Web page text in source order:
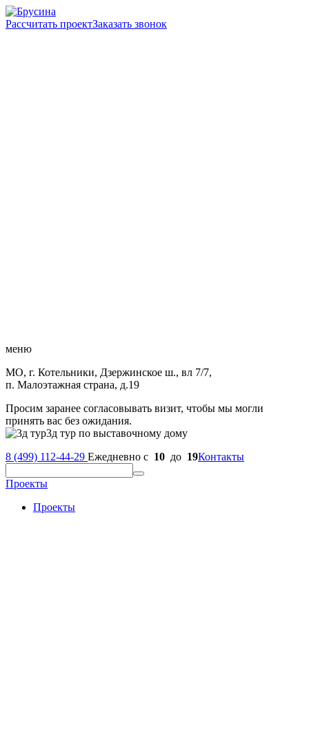
Рассчитать проектЗаказать звонок
меню
МО, г. Котельники, Дзержинское ш., вл 7/7,
п. Малоэтажная страна, д.19
Просим заранее согласовывать визит, чтобы мы могли
принять вас без ожидания.
3д тур по выставочному дому
8 (499) 112-44-29 Ежедневно с 10 до 19Контакты
Проекты
Проекты